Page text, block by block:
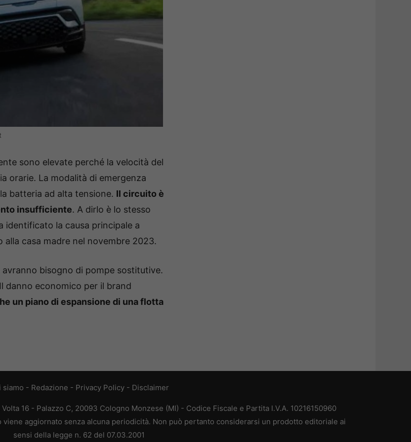
sono elevate perché la velocità del
orarie. La modalità di emergenza
batteria ad alta tensione. Il circuito è
insufficiente. A dirlo è lo stesso
la causa principale a
casa madre nel novembre 2023.
bisogno di pompe sostitutive.
danno economico per il brand
un piano di espansione di una flotta
siamo - Redazione - Privacy Policy - Disclaimer
16 - Palazzo C, 20093 Cologno Monzese (MI) - Codice Fiscale e Partita I.V.A. 10216150960
aggiornato senza alcuna periodicità. Non può pertanto considerarsi un prodotto editoriale ai
sensi della legge n. 62 del 07.03.2001